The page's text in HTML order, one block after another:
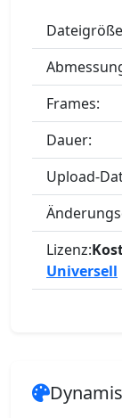
Frames:
Dauer:
Upload-
Lizenz:
Universell